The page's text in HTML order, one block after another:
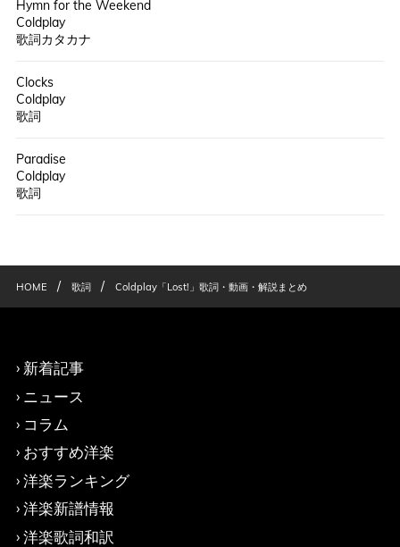
Hymn for the Weekend
Coldplay
歌詞カタカナ
Clocks
Coldplay
歌詞
Paradise
Coldplay
歌詞
HOME / 歌詞 / Coldplay「Lost!」歌詞・動画・解説まとめ
新着記事
ニュース
コラム
おすすめ洋楽
洋楽ランキング
洋楽新譜情報
洋楽歌詞和訳